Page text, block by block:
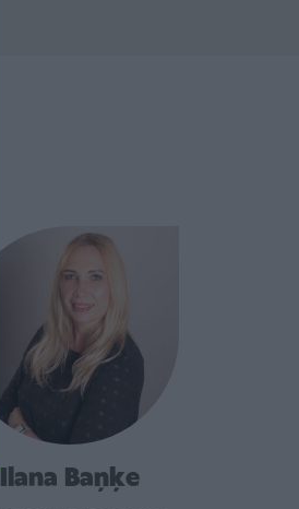
Ilana Baņķe